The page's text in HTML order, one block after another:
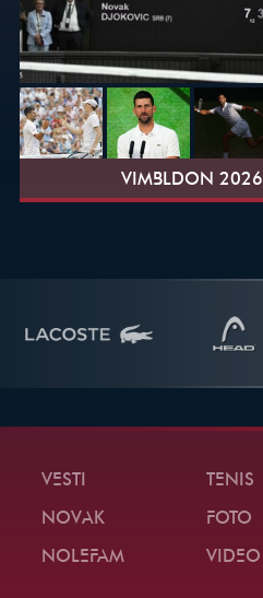
VIMBLDON 2026
VESTI
NOVAK
NOLEFAM
TENIS
FOTO
VIDEO